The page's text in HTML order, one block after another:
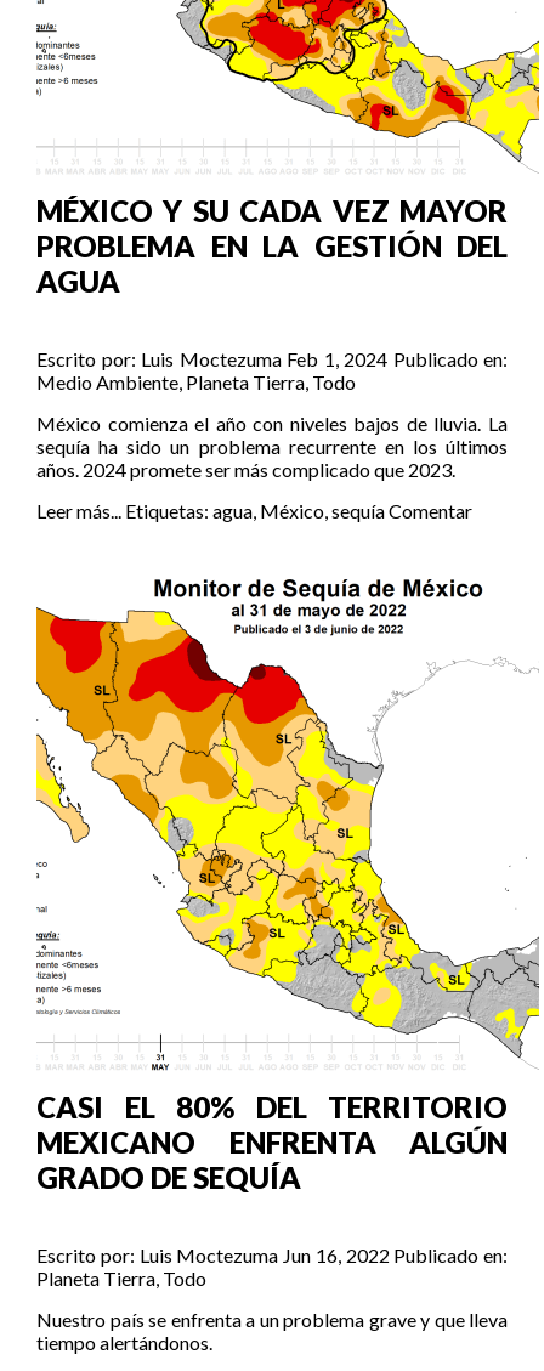
MÉXICO Y SU CADA VEZ MAYOR
PROBLEMA EN LA GESTIÓN DEL
AGUA
Escrito por: Luis Moctezuma Feb 1, 2024 Publicado en:
Medio Ambiente, Planeta Tierra, Todo
México comienza el año con niveles bajos de lluvia. La
sequía ha sido un problema recurrente en los últimos
años. 2024 promete ser más complicado que 2023.
Leer más... Etiquetas: agua, México,sequíaComentar
CASI EL 80% DEL TERRITORIO
MEXICANO ENFRENTA ALGÚN
GRADO DE SEQUÍA
Escrito por: Luis Moctezuma Jun 16, 2022 Publicado en:
Planeta Tierra, Todo
Nuestro país se enfrenta a un problema grave y que lleva
tiempo alertándonos.